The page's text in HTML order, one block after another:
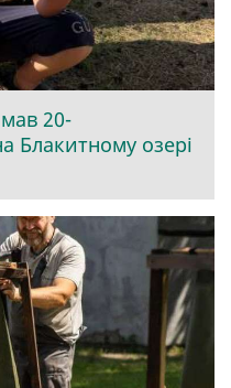
20-
Блакитному озері